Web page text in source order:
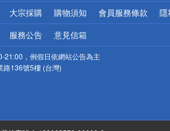
大宗採購 購物須知 會員服務條款 隱
服務公告 意見信箱
21:00，例假日依網站公告為主
路136號5樓 (台灣)